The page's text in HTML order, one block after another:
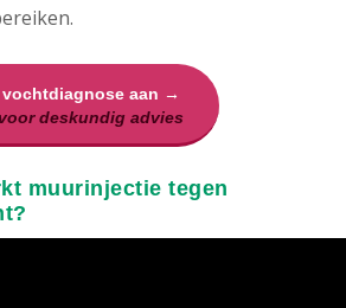
vochtdiagnose aan →
deskundig advies
muurinjectie tegen